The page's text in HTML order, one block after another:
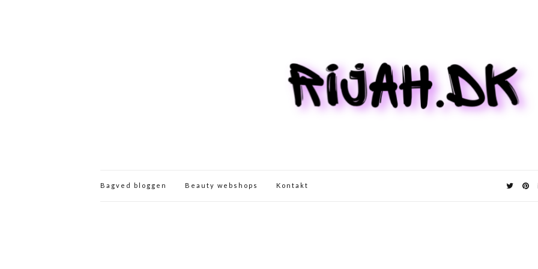
Bagved bloggen Beauty webshops Kontakt